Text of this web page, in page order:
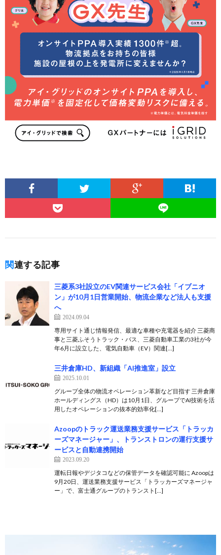
関連する記事
三菱系3社設立のEV関連サービス会社「イブニオ
ン」が10月1日営業開始、物流企業など法人も支援
へ
2024.09.04
専用サイト通じ情報発信、最適な車種や充電器を紹介 三菱商
事と三菱ふそうトラック・バス、三菱自動車工業の3社が今
年6月に設立した、電気自動車（EV）関連[…]
三井倉庫HD、新組織「AI推進室」設立
2025.10.01
グループ全体の物流オペレーション革新など目指す 三井倉庫
ホールディングス（HD）は10月1日、グループでAI技術を活
用したオペレーションの抜本的効率化[…]
Azoopのトラック運送業務支援サービス「トラッカ
ーズマネージャー」、トランストロンの運行支援サ
ービスと自動連携開始
2023.09.20
運転日報やデジタコなどの保管データを確認可能に Azoopは
9月20日、運送業務支援サービス「トラッカーズマネージャ
ー」で、富士通グループのトランスト[…]